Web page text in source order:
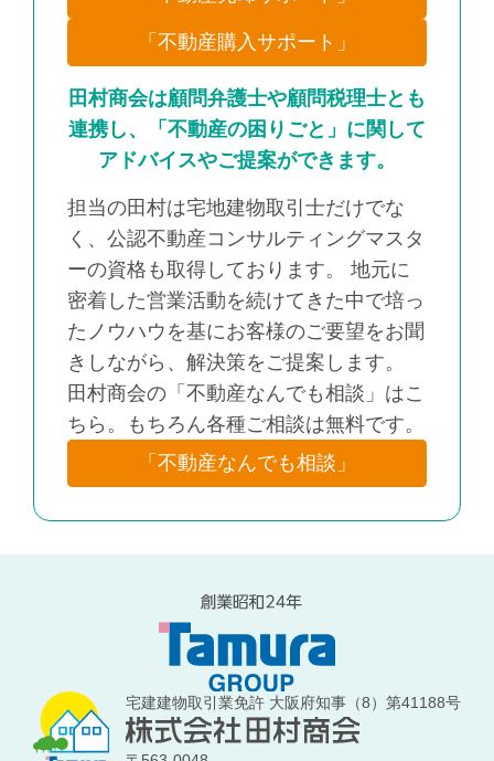
「不動産購入サポート」
田村商会は顧問弁護士や顧問税理士とも
連携し、「不動産の困りごと」に関して
アドバイスやご提案ができます。
担当の田村は宅地建物取引士だけでな
く、公認不動産コンサルティングマスタ
ーの資格も取得しております。 地元に
密着した営業活動を続けてきた中で培っ
たノウハウを基にお客様のご要望をお聞
きしながら、解決策をご提案します。
田村商会の「不動産なんでも相談」はこ
ちら。もちろん各種ご相談は無料です。
「不動産なんでも相談」
宅建建物取引業免許 大阪府知事（8）第41188号